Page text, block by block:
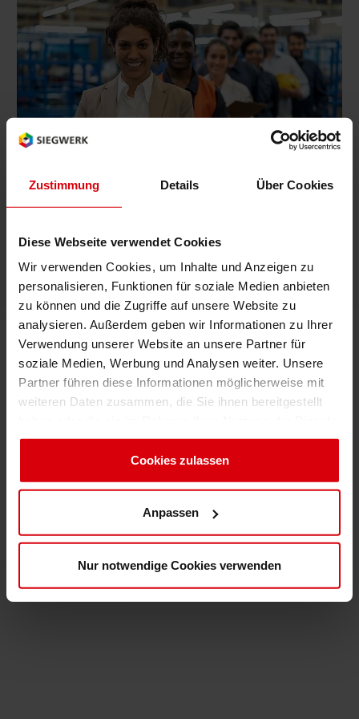
Zustimmung Details Über Cookies
Diese Webseite verwendet Cookies
Wir verwenden Cookies, um Inhalte und Anzeigen zu
personalisieren, Funktionen für soziale Medien anbieten
zu können und die Zugriffe auf unsere Website zu
analysieren. Außerdem geben wir Informationen zu Ihrer
Verwendung unserer Website an unsere Partner für
soziale Medien, Werbung und Analysen weiter. Unsere
Partner führen diese Informationen möglicherweise mit
weiteren Daten zusammen, die Sie ihnen bereitgestellt
gesammelt haben. Sie geben Einwilligung zu unseren
Cookies, wenn Sie unsere Webseite weiterhin nutzen.
Cookies zulassen
Anpassen
Nur notwendige Cookies verwenden
Eine Karriere bei Siegwerk ist Ihr Weg, die Welt
positiv zu beeinflussen. Werden Sie Teil des
Teams und helfen Sie uns dabei die Zukunft
Herz.
Mehr erfahren Kontaktieren Sie uns
Zu den Stellenanzeigen